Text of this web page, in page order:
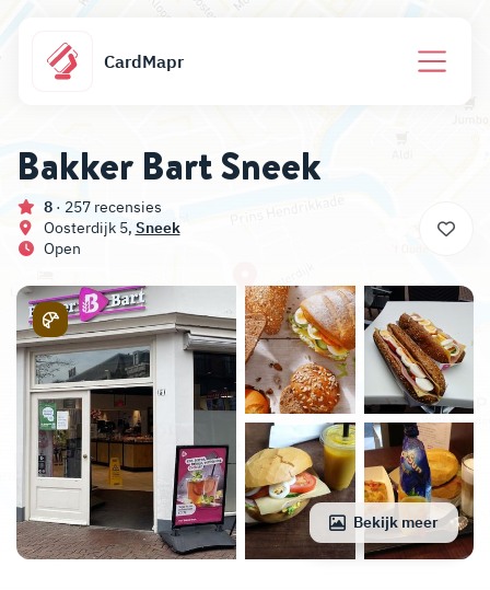
CardMapr
Bakker Bart Sneek
8 · 257 recensies
Oosterdijk 5, Sneek
Open
Bekijk meer